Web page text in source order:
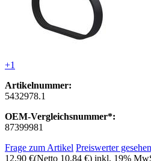
+1
Artikelnummer:
5432978.1
OEM-Vergleichsnummer*:
87399981
Frage zum Artikel Preiswerter
12,90 €(Netto 10,84 €) inkl. 19%